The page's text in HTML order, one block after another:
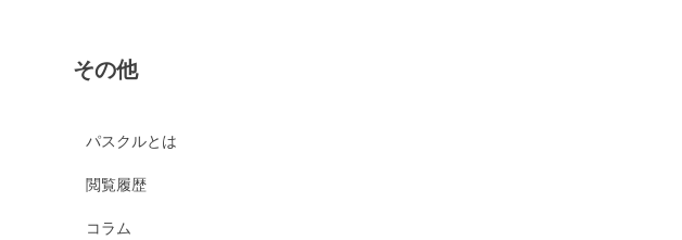
その他
パスクルとは
閲覧履歴
コラム